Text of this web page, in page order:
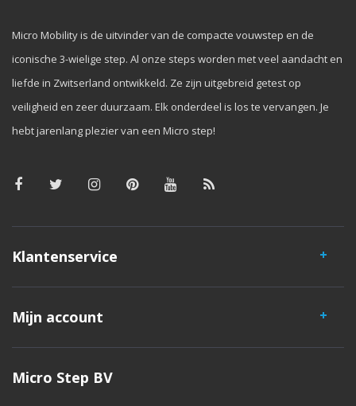
Micro Mobility is de uitvinder van de compacte vouwstep en de
iconische 3-wielige step. Al onze steps worden met veel aandacht en
liefde in Zwitserland ontwikkeld. Ze zijn uitgebreid getest op
veiligheid en zeer duurzaam. Elk onderdeel is los te vervangen. Je
hebt jarenlang plezier van een Micro step!
Klantenservice
Mijn account
Micro Step BV